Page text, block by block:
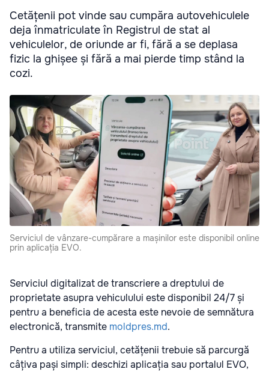
Cetățenii pot vinde sau cumpăra autovehiculele
deja înmatriculate în Registrul de stat al
vehiculelor, de oriunde ar fi, fără a se deplasa
fizic la ghișee și fără a mai pierde timp stând la
cozi.
Serviciul de vânzare-cumpărare a mașinilor este disponibil online
prin aplicația EVO.
Serviciul digitalizat de transcriere a dreptului de
proprietate asupra vehiculului este disponibil 24/7 și
pentru a beneficia de acesta este nevoie de semnătura
electronică, transmite moldpres.md.
Pentru a utiliza serviciul, cetățenii trebuie să parcurgă
câțiva pași simpli: deschizi aplicația sau portalul EVO,